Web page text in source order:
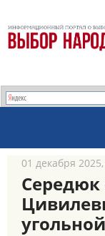
01 декабря
Середюк